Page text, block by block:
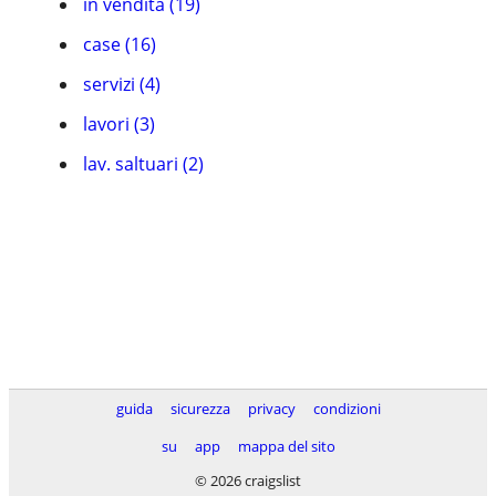
case (16)
servizi (4)
lavori (3)
lav. saltuari (2)
guida sicurezza privacy
condizioni
su
app
mappa del sito
© 2026 craigslist